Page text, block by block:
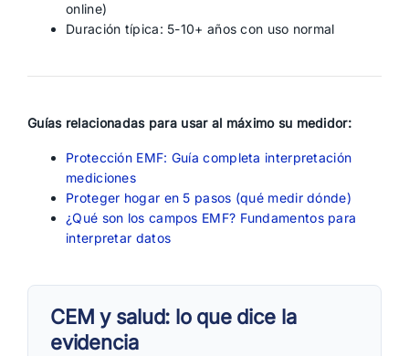
online)
Duración típica: 5-10+ años con uso normal
Guías relacionadas para usar al máximo su medidor:
Protección EMF: Guía completa interpretación
mediciones
Proteger hogar en 5 pasos (qué medir dónde)
¿Qué son los campos EMF? Fundamentos para
interpretar datos
CEM y salud: lo que dice la
evidencia